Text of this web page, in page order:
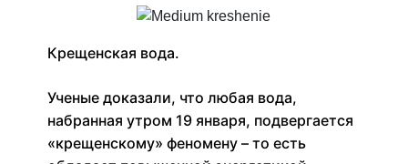
Крещенская вода.
Ученые доказали, что любая вода,
набранная утром 19 января, подвергается
«крещенскому» феномену – то есть